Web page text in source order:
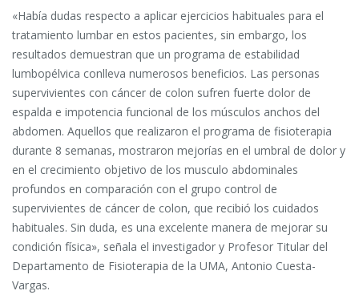
«Había dudas respecto a aplicar ejercicios habituales para el
tratamiento lumbar en estos pacientes, sin embargo, los
resultados demuestran que un programa de estabilidad
lumbopélvica conlleva numerosos beneficios. Las personas
supervivientes con cáncer de colon sufren fuerte dolor de
espalda e impotencia funcional de los músculos anchos del
abdomen. Aquellos que realizaron el programa de fisioterapia
durante 8 semanas, mostraron mejorías en el umbral de dolor y
en el crecimiento objetivo de los musculo abdominales
profundos en comparación con el grupo control de
supervivientes de cáncer de colon, que recibió los cuidados
habituales. Sin duda, es una excelente manera de mejorar su
condición física», señala el investigador y Profesor Titular del
Departamento de Fisioterapia de la UMA, Antonio Cuesta-
Vargas.